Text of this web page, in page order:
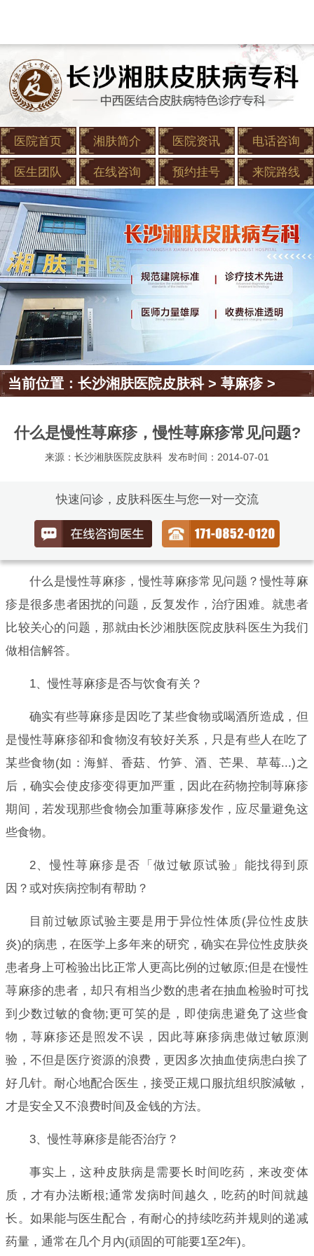
医院首页 湘肤简介 医院资讯 电话咨询
医生团队 在线咨询 预约挂号 来院路线
当前位置：长沙湘肤医院皮肤科>荨麻疹>
什么是慢性荨麻疹，慢性荨麻疹常见问题?
来源：长沙湘肤医院皮肤科 发布时间：2014-07-01
快速问诊，皮肤科医生与您一对一交流
什么是慢性荨麻疹，慢性荨麻疹常见问题？慢性荨麻
疹是很多患者困扰的问题，反复发作，治疗困难。就患者
比较关心的问题，那就由长沙湘肤医院皮肤科医生为我们
做相信解答。
1、慢性荨麻疹是否与饮食有关？
确实有些荨麻疹是因吃了某些食物或喝酒所造成，但
是慢性荨麻疹卻和食物沒有较好关系，只是有些人在吃了
某些食物(如：海鮮、香菇、竹笋、酒、芒果、草莓...)之
后，确实会使皮疹变得更加严重，因此在药物控制荨麻疹
期间，若发现那些食物会加重荨麻疹发作，应尽量避免这
些食物。
2、慢性荨麻疹是否「做过敏原试验」能找得到原
因？或对疾病控制有帮助？
目前过敏原试验主要是用于异位性体质(异位性皮肤
炎)的病患，在医学上多年来的研究，确实在异位性皮肤炎
患者身上可检验出比正常人更高比例的过敏原;但是在慢性
荨麻疹的患者，却只有相当少数的患者在抽血检验时可找
到少数过敏的食物;更可笑的是，即使病患避免了这些食
物，荨麻疹还是照发不误，因此荨麻疹病患做过敏原测
验，不但是医疗资源的浪费，更因多次抽血使病患白挨了
好几针。耐心地配合医生，接受正规口服抗组织胺減敏，
才是安全又不浪费时间及金钱的方法。
3、慢性荨麻疹是能否治疗？
事实上，这种皮肤病是需要长时间吃药，来改变体
质，才有办法断根;通常发病时间越久，吃药的时间就越
长。如果能与医生配合，有耐心的持续吃药并规则的递减
药量，通常在几个月內(頑固的可能要1至2年)。